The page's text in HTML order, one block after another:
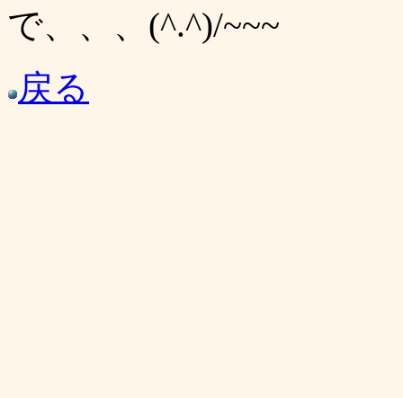
で、、、(^.^)/~~~
戻る